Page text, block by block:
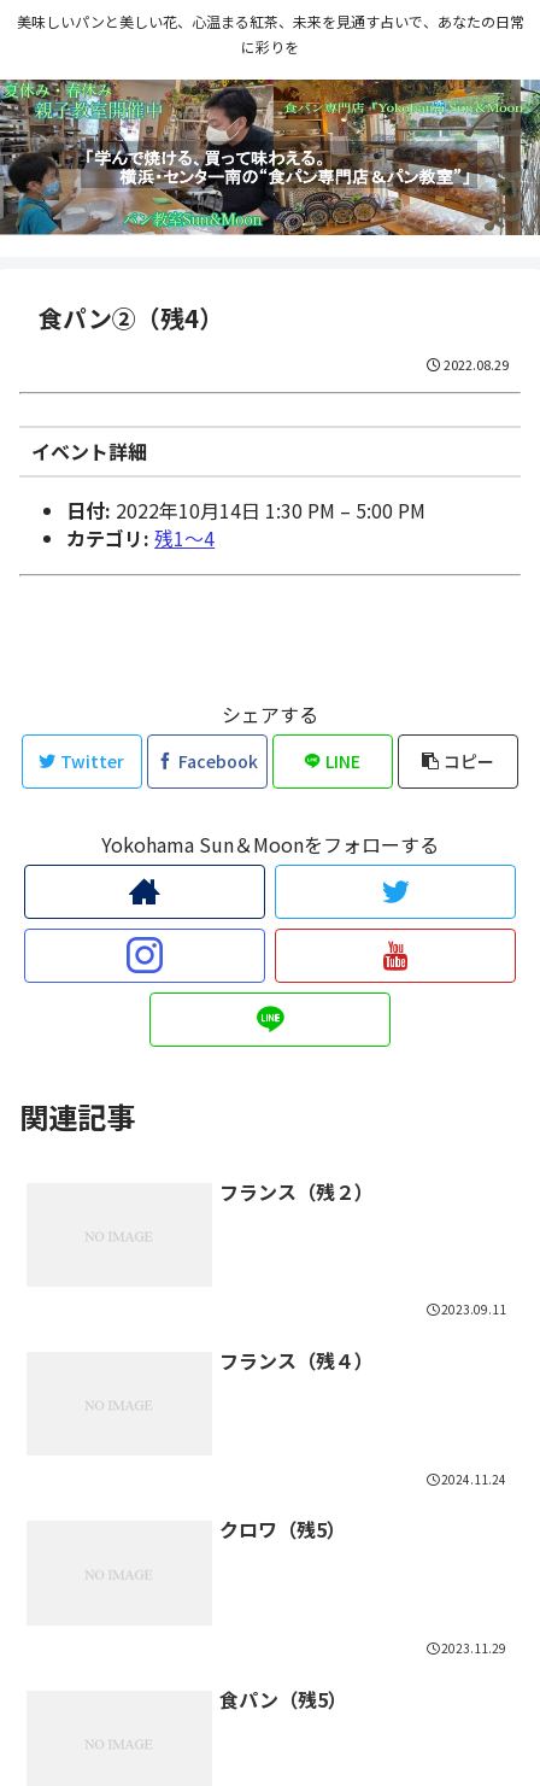
美味しいパンと美しい花、心温まる紅茶、未来を見通す占いで、あなたの日常
に彩りを
食パン②（残4）
2022.08.29
イベント詳細
日付: 2022年10月14日 1:30 PM – 5:00 PM
カテゴリ: 残1〜4
シェアする
Twitter Facebook LINE コピー
Yokohama Sun＆Moonをフォローする
関連記事
フランス（残２）
2023.09.11
フランス（残４）
2024.11.24
クロワ（残5）
2023.11.29
食パン（残5）